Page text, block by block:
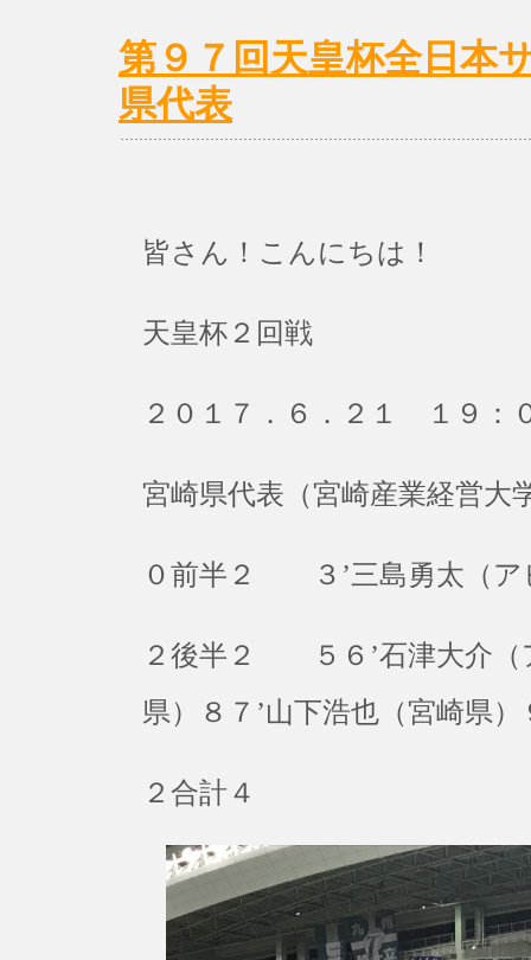
第９７回天皇杯全日本
県代表
皆さん！こんにちは！
天皇杯２回戦
２０１７．６．２１ １９
宮崎県代表（宮崎産業経営大
０前半２ ３’三島勇太（ア
２後半２ ５６’石津大介（
県）８７’山下浩也（宮崎県
２合計４